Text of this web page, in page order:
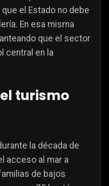
el Estado no debe
En esa misma
que el sector
central en la
turismo
la década de
acceso al mar a
de bajos